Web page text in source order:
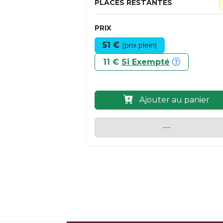
PLACES RESTANTES
PRIX
51 € (prix plein)
11 € Si Exempté
Ajouter au panier
---